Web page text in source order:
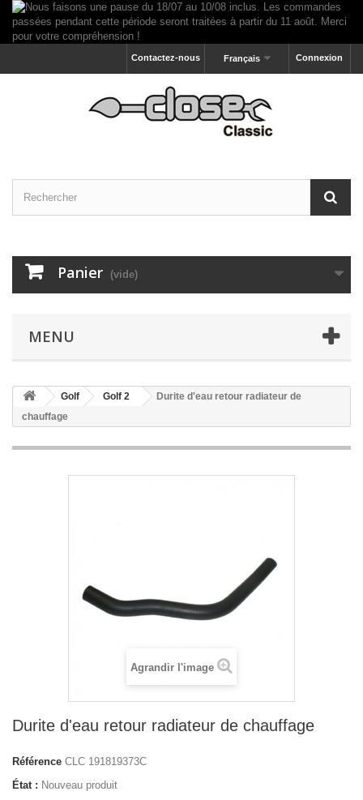
Connexion
Français
Contactez-nous
Panier (vide)
MENU
Golf Golf 2
Durite d'eau retour radiateur de
chauffage
Agrandir l'image
Durite d'eau retour radiateur de chauffage
Référence CLC 191819373C
État : Nouveau produit